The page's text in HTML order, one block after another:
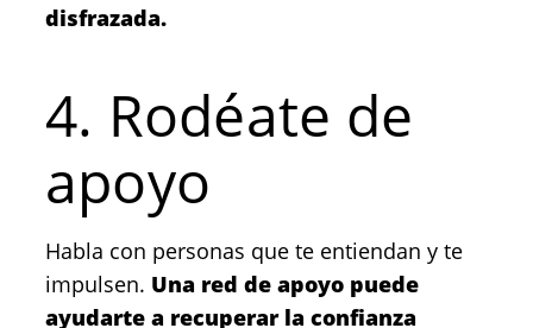
disfrazada.
4. Rodéate de
apoyo
Habla con personas que te entiendan y te
impulsen. Una red de apoyo puede
ayudarte a recuperar la confianza